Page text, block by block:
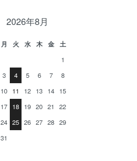
2026年8月
月 火 水 木 金
土
1
3 4 5 6 7
8
10 11 12 13 14 15
17 18 19 20 21
22
24 25 26 27 28 29
31